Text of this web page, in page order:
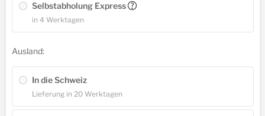
Selbstabholung Express
in 4 Werktagen
Ausland:
In die Schweiz
Lieferung in 20 Werktagen